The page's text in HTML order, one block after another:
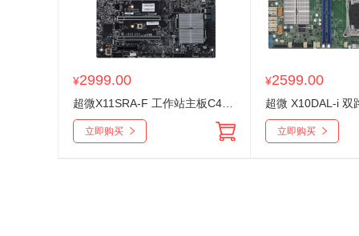
¥2999.00
立即购买
¥2599.00
立即购买